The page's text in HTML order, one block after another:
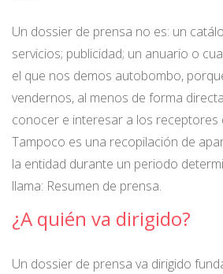
Un dossier de prensa no es: un
servicios; publicidad; un anuario o
el que nos demos autobombo,
vendernos, al menos de forma
conocer e interesar a los receptores
Tampoco es una recopilación de
la entidad durante un periodo
llama: Resumen de prensa.
¿A quién va dirigido?
Un dossier de prensa va dirigido